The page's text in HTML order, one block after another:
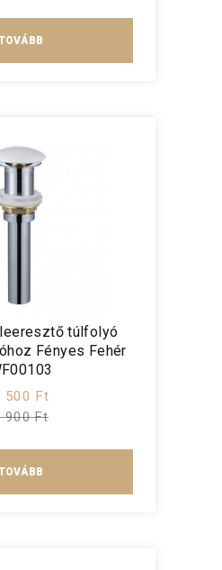
túlfolyó
Fényes Fehér
500 Ft
900 Ft